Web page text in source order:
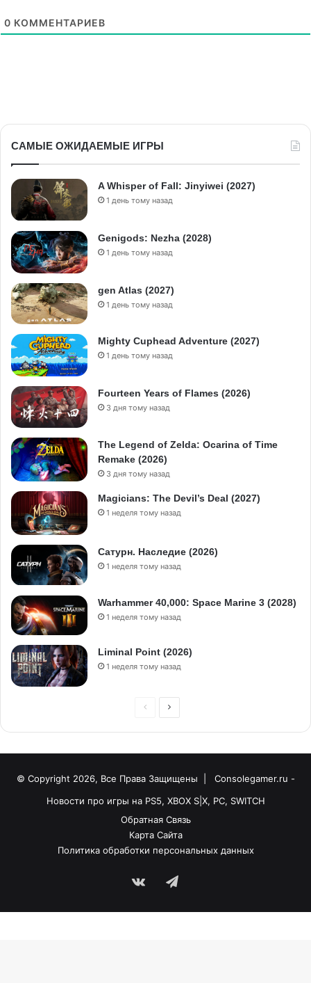
0 КОММЕНТАРИЕВ
САМЫЕ ОЖИДАЕМЫЕ ИГРЫ
A Whisper of Fall: Jinyiwei (2027)
1 день тому назад
Genigods: Nezha (2028)
1 день тому назад
gen Atlas (2027)
1 день тому назад
Mighty Cuphead Adventure (2027)
1 день тому назад
Fourteen Years of Flames (2026)
3 дня тому назад
The Legend of Zelda: Ocarina of Time
Remake (2026)
3 дня тому назад
Magicians: The Devil’s Deal (2027)
1 неделя тому назад
Сатурн. Наследие (2026)
1 неделя тому назад
Warhammer 40,000: Space Marine 3 (2028)
1 неделя тому назад
Liminal Point (2026)
1 неделя тому назад
© Copyright 2026, Все Права Защищены |
Consolegamer.ru -
Новости про игры на PS5, XBOX S|X, PC, SWITCH
Обратная Связь
Карта Сайта
Политика обработки персональных данных